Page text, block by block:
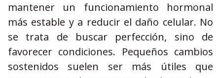
mantener un funcionamiento hormonal
más estable y a reducir el daño celular. No
se trata de buscar perfección, sino de
favorecer condiciones. Pequeños cambios
sostenidos suelen ser más útiles que